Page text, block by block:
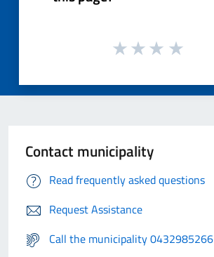
Contact municipality
Read frequently asked questions
Request Assistance
Call the municipality 0432985266